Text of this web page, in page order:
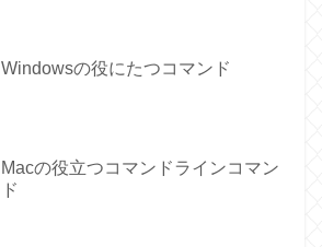
Windowsの役にたつコマンド
Macの役立つコマンドラインコマン
ド